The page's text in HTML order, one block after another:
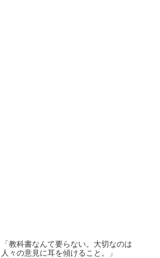
「教科書なんて要らない。大切なのは
人々の意見に耳を傾けること。」